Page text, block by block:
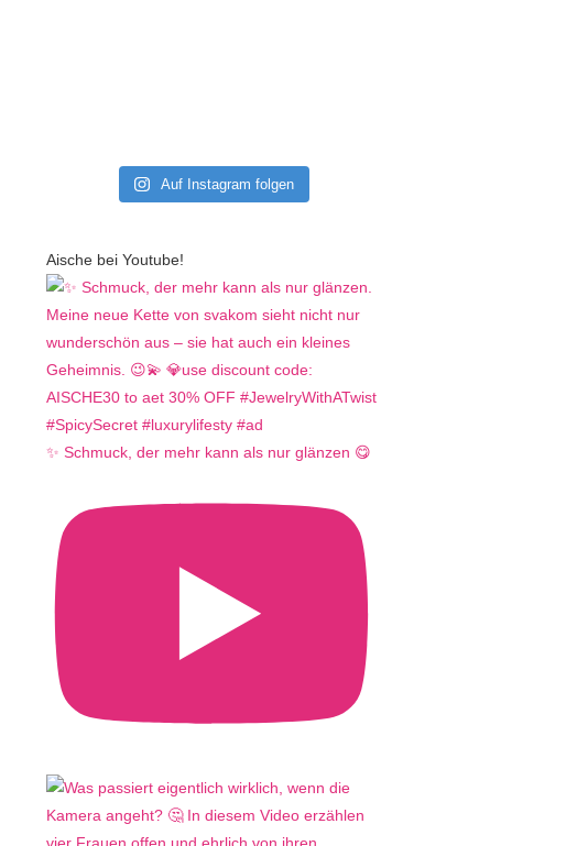
Auf Instagram folgen
Aische bei Youtube!
✨ Schmuck, der mehr kann als nur glänzen 😋